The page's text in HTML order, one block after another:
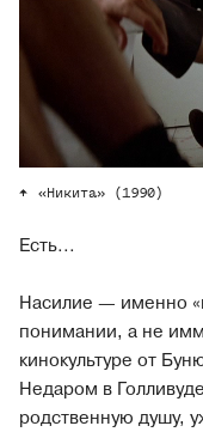
«Никита» (1990)
Есть...
Насилие — именно
понимании, а не
кинокультуре от
Недаром в
родственную душу,